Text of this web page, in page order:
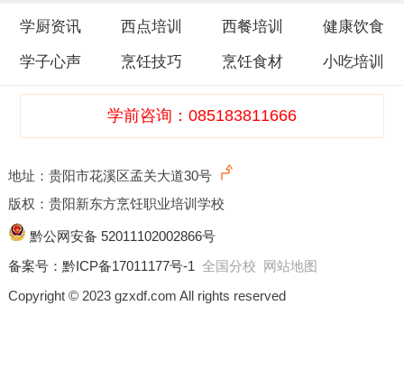
学厨资讯 西点培训 西餐培训 健康饮食
学子心声 烹饪技巧 烹饪食材 小吃培训
学前咨询：085183811666
地址：贵阳市花溪区孟关大道30号
版权：贵阳新东方烹饪职业培训学校
黔公网安备 52011102002866号
备案号： 黔ICP备17011177号-1 全国分校 网站地图
Copyright © 2023 gzxdf.com All rights reserved